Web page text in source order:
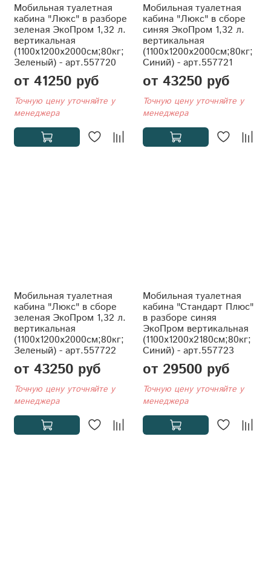
Мобильная туалетная
кабина "Люкс" в разборе
зеленая ЭкоПром 1,32 л.
вертикальная
(1100x1200x2000см;80кг;
Зеленый) - арт.557720
от 41250 руб
Точную цену уточняйте у
менеджера
Мобильная туалетная
кабина "Люкс" в сборе
синяя ЭкоПром 1,32 л.
вертикальная
(1100x1200x2000см;80кг;
Синий) - арт.557721
от 43250 руб
Точную цену уточняйте у
менеджера
Мобильная туалетная
кабина "Люкс" в сборе
зеленая ЭкоПром 1,32 л.
вертикальная
(1100x1200x2000см;80кг;
Зеленый) - арт.557722
от 43250 руб
Точную цену уточняйте у
менеджера
Мобильная туалетная
кабина "Стандарт Плюс"
в разборе синяя
ЭкоПром вертикальная
(1100x1200x2180см;80кг;
Синий) - арт.557723
от 29500 руб
Точную цену уточняйте у
менеджера